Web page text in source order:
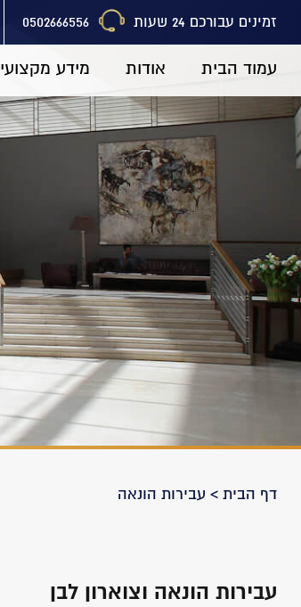
זמינים עבורכם 24 שעות 0502666556
עמוד הבית אודות מידע מקצועי
דף הבית> עבירות הונאה
עבירות הונאה וצוארון לבן